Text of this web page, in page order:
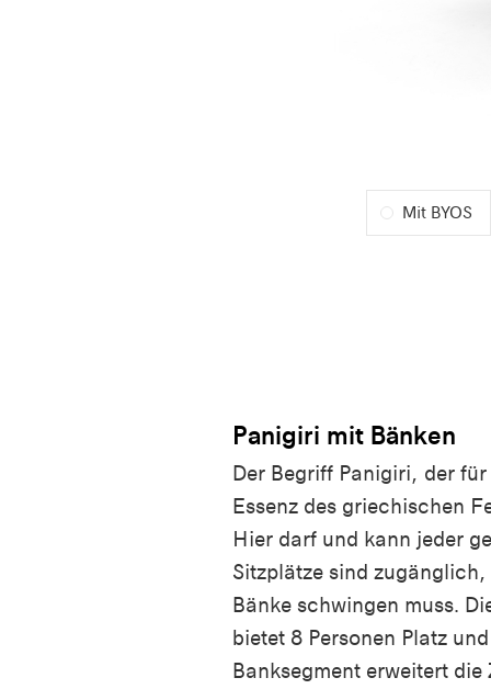
Mit BYOS
Panigiri mit Bänken
Der Begriff Panigiri, der
Essenz des griechischen
Hier darf und kann jeder
Sitzplätze sind
Bänke schwingen muss.
bietet 8 Personen Platz
Banksegment erweitert